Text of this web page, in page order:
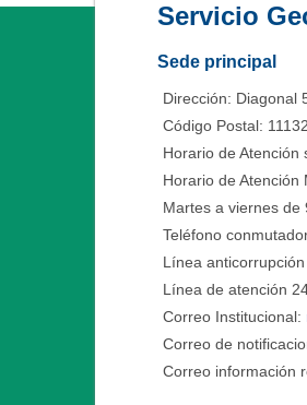
Servicio
Sede principal
Dirección: Diagonal
Código Postal:
Horario de Atención
Horario de Atención
Martes a viernes de
Teléfono
Línea
Línea de atención
Correo Institucional:
Correo de
Correo información